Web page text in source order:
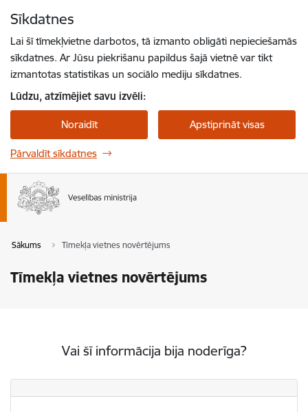
Sīkdatnes
Lai šī tīmekļvietne darbotos, tā izmanto obligāti nepieciešamās
sīkdatnes. Ar Jūsu piekrišanu papildus šajā vietnē var tikt
izmantotas statistikas un sociālo mediju sīkdatnes.
Lūdzu, atzīmējiet savu izvēli:
Noraidīt Apstiprināt visas
Pārvaldīt sīkdatnes
Sākums Tīmekļa vietnes novērtējums
Tīmekļa vietnes novērtējums
Vai šī informācija bija noderīga?
Vai šī informācija bija noderīga?